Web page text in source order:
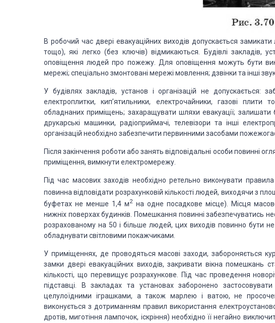
В робочий час двері евакуаційних виходів допускається
тощо), які легко (без ключів) відмикаються. Будівлі закладів,
оповіщення людей про пожежу. Для оповіщення можуть бути
мережі; спеціально змонтовані мережі мовлення; дзвінки та інші
У будівлях закладів, установ і організацій не допускається:
електроплитки, кип’ятильники, електрочайники, газові
обладнаних приміщень; захаращувати шляхи евакуації; залишати
друкарські машинки, радіоприймачі, телевізори та інші
організацій необхідно забезпечити первинними засобами
Після закінчення роботи або занять відповідальні особи повинні
приміщення, вимкнути електромережу.
Під час масових заходів необхідно ретельно виконувати
повинна відповідати розрахунковій кількості людей, виходячи з
буфетах не менше 1,4 м2 на одне посадкове місце). Місця
нижніх поверхах будинків. Помешкання повинні забезпечуватись
розрахованому на 50 і більше людей, цих виходів повинно бути
обладнувати світловими покажчиками.
У приміщеннях, де проводяться масові заходи, забороняється
замки двері евакуаційних виходів, закривати вікна
кількості, що перевищує розрахункове. Під час проведення
підставці. В закладах та установах заборонено
целулоїдними іграшками, а також марлею і ватою, не
виконується з дотриманням правил використання
дротів, миготіння лампочок, іскріння) необхідно її негайно